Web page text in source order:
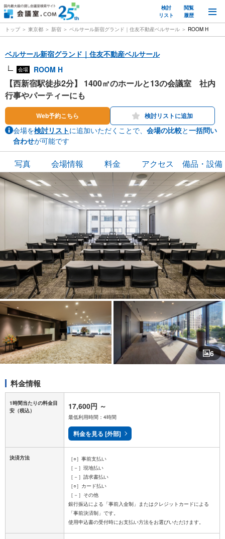
検討
リスト
閲覧
履歴
トップ 東京都 新宿 ベルサール新宿グランド｜住友不動産ベルサール ROOM H
ベルサール新宿グランド｜住友不動産ベルサール
会場 ROOM H
【西新宿駅徒歩2分】 1400㎡のホールと13の会議室 社内
行事やパーティーにも
Web予約こちら 検討リストに追加
会場を検討リストに追加いただくことで、 会場の比較と一括問い
合わせが可能です
写真 会場情報 料金 アクセス 備品・設備
6
料金情報
1時間当たりの料金目
安 （税込） 17,600円 ～
最低利用時間：4時間
料金を見る [外部]
決済方法
［○］事前支払い
［－］現地払い
［－］請求書払い
［○］カード払い
［－］その他
銀行振込による「事前入金制」またはクレジットカードによる
「事前決済制」です。